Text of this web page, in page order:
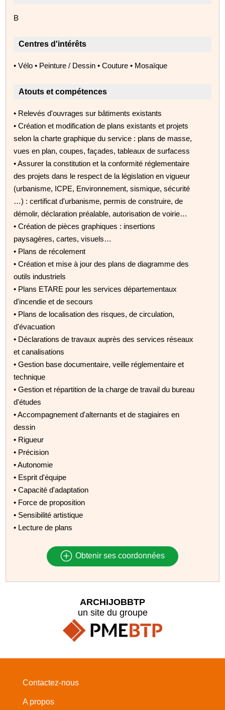
B
Centres d'intérêts
• Vélo • Peinture / Dessin • Couture • Mosaïque
Atouts et compétences
• Relevés d'ouvrages sur bâtiments existants
• Création et modification de plans existants et projets
selon la charte graphique du service : plans de masse,
vues en plan, coupes, façades, tableaux de surfacess
• Assurer la constitution et la conformité réglementaire
des projets dans le respect de la législation en vigueur
(urbanisme, ICPE, Environnement, sismique, sécurité
…) : certificat d'urbanisme, permis de construire, de
démolir, déclaration préalable, autorisation de voirie…
• Création de pièces graphiques : insertions
paysagères, cartes, visuels…
• Plans de récolement
• Création et mise à jour des plans de diagramme des
outils industriels
• Plans ETARE pour les services départementaux
d'incendie et de secours
• Plans de localisation des risques, de circulation,
d'évacuation
• Déclarations de travaux auprès des services réseaux
et canalisations
• Gestion base documentaire, veille réglementaire et
technique
• Gestion et répartition de la charge de travail du bureau
d'études
• Accompagnement d'alternants et de stagiaires en
dessin
• Rigueur
• Précision
• Autonomie
• Esprit d'équipe
• Capacité d'adaptation
• Force de proposition
• Sensibilité artistique
• Lecture de plans
Obtenir ses coordonnées
ARCHIJOBBTP
un site du groupe
Contactez-nous
A propos